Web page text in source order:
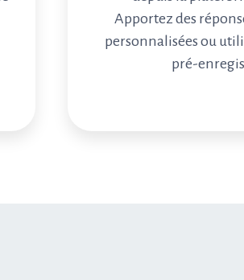
Apportez des
personnalisées ou
pré-